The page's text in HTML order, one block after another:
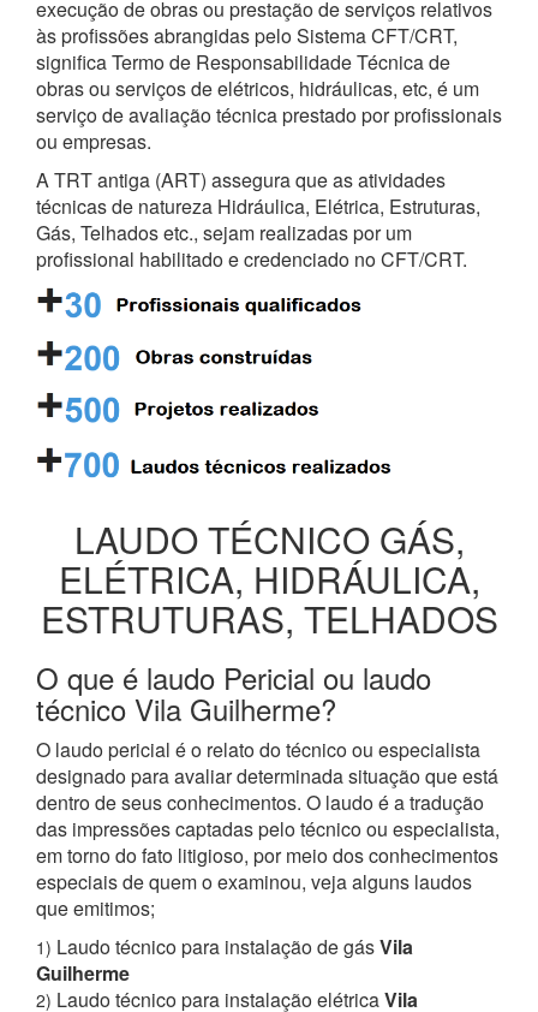
execução de obras ou prestação de serviços relativos
às profissões abrangidas pelo Sistema CFT/CRT,
significa Termo de Responsabilidade Técnica de
obras ou serviços de elétricos, hidráulicas, etc, é um
serviço de avaliação técnica prestado por profissionais
ou empresas.
A TRT antiga (ART) assegura que as atividades
técnicas de natureza Hidráulica, Elétrica, Estruturas,
Gás, Telhados etc., sejam realizadas por um
profissional habilitado e credenciado no CFT/CRT.
LAUDO TÉCNICO GÁS,
ELÉTRICA, HIDRÁULICA,
ESTRUTURAS, TELHADOS
O que é laudo Pericial ou laudo
técnico Vila Guilherme?
O laudo pericial é o relato do técnico ou especialista
designado para avaliar determinada situação que está
dentro de seus conhecimentos. O laudo é a tradução
das impressões captadas pelo técnico ou especialista,
em torno do fato litigioso, por meio dos conhecimentos
especiais de quem o examinou, veja alguns laudos
que emitimos;
1) Laudo técnico para instalação de gásVila
Guilherme
2) Laudo técnico para instalação elétricaVila